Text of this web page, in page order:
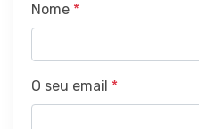
Nome *
O seu email *